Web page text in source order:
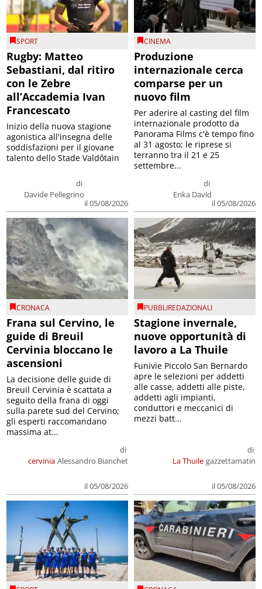
SPORT
Rugby: Matteo
Sebastiani, dal ritiro
con le Zebre
all’Accademia Ivan
Francescato
di
Davide Pellegrino
il 05/08/2026
Inizio della nuova stagione
agonistica all'insegna delle
soddisfazioni per il giovane
talento dello Stade Valdôtain
CINEMA
Produzione
internazionale cerca
comparse per un
nuovo film
di
Erika David
il 05/08/2026
Per aderire al casting del film
internazionale prodotto da
Panorama Films c'è tempo fino
al 31 agosto; le riprese si
terranno tra il 21 e 25
settembre...
CRONACA
Frana sul Cervino, le
guide di Breuil
Cervinia bloccano le
ascensioni
cervinia
di
Alessandro Bianchet
il 05/08/2026
La decisione delle guide di
Breuil Cervinia è scattata a
seguito della frana di oggi
sulla parete sud del Cervino;
gli esperti raccomandano
massima at...
PUBBLIREDAZIONALI
Stagione invernale,
nuove opportunità di
lavoro a La Thuile
La Thuile
di
gazzettamatin
il 05/08/2026
Funivie Piccolo San Bernardo
apre le selezioni per addetti
alle casse, addetti alle piste,
addetti agli impianti,
conduttori e meccanici di
mezzi batt...